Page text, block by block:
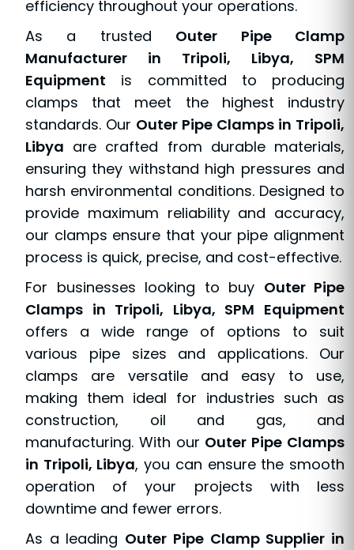
efficiency throughout your operations.
As a trusted Outer Pipe Clamp
Manufacturer in Tripoli, Libya, SPM
Equipment is committed to producing
clamps that meet the highest industry
standards. Our Outer Pipe Clamps in Tripoli,
Libya are crafted from durable materials,
ensuring they withstand high pressures and
harsh environmental conditions. Designed to
provide maximum reliability and accuracy,
our clamps ensure that your pipe alignment
process is quick, precise, and cost-effective.
For businesses looking to buy Outer Pipe
Clamps in Tripoli, Libya, SPM Equipment
offers a wide range of options to suit
various pipe sizes and applications. Our
clamps are versatile and easy to use,
making them ideal for industries such as
construction, oil and gas, and
manufacturing. With our Outer Pipe Clamps
in Tripoli, Libya, you can ensure the smooth
operation of your projects with less
downtime and fewer errors.
As a leading Outer Pipe Clamp Supplier in